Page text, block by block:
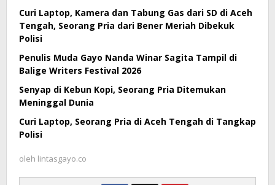
Curi Laptop, Kamera dan Tabung Gas dari SD di Aceh
Tengah, Seorang Pria dari Bener Meriah Dibekuk
Polisi
Penulis Muda Gayo Nanda Winar Sagita Tampil di
Balige Writers Festival 2026
Senyap di Kebun Kopi, Seorang Pria Ditemukan
Meninggal Dunia
Curi Laptop, Seorang Pria di Aceh Tengah di Tangkap
Polisi
oleh lintasgayo.co